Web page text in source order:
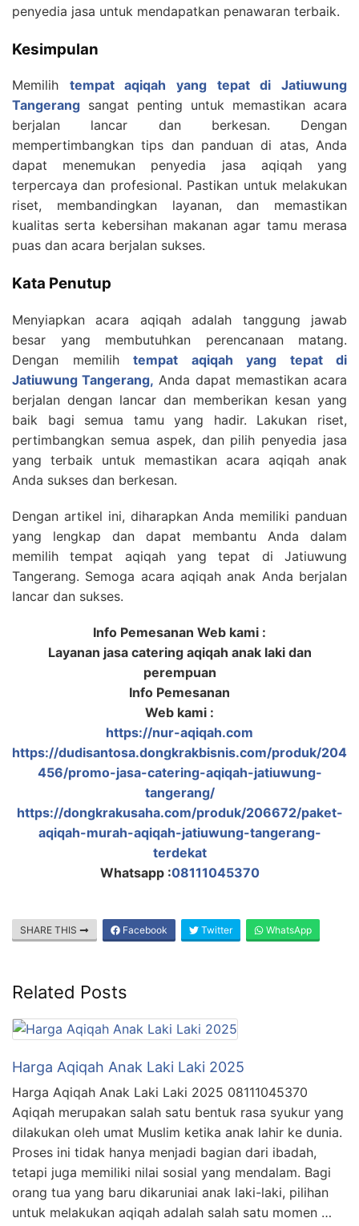
penyedia jasa untuk mendapatkan penawaran terbaik.
Kesimpulan
Memilih tempat aqiqah yang tepat di Jatiuwung
Tangerang sangat penting untuk memastikan acara
berjalan lancar dan berkesan. Dengan
mempertimbangkan tips dan panduan di atas, Anda
dapat menemukan penyedia jasa aqiqah yang
terpercaya dan profesional. Pastikan untuk melakukan
riset, membandingkan layanan, dan memastikan
kualitas serta kebersihan makanan agar tamu merasa
puas dan acara berjalan sukses.
Kata Penutup
Menyiapkan acara aqiqah adalah tanggung jawab
besar yang membutuhkan perencanaan matang.
Dengan memilih tempat aqiqah yang tepat di
Jatiuwung Tangerang, Anda dapat memastikan acara
berjalan dengan lancar dan memberikan kesan yang
baik bagi semua tamu yang hadir. Lakukan riset,
pertimbangkan semua aspek, dan pilih penyedia jasa
yang terbaik untuk memastikan acara aqiqah anak
Anda sukses dan berkesan.
Dengan artikel ini, diharapkan Anda memiliki panduan
yang lengkap dan dapat membantu Anda dalam
memilih tempat aqiqah yang tepat di Jatiuwung
Tangerang. Semoga acara aqiqah anak Anda berjalan
lancar dan sukses.
Info Pemesanan Web kami :
Layanan jasa catering aqiqah anak laki dan
perempuan
Info Pemesanan
Web kami :
https://nur-aqiqah.com
https://dudisantosa.dongkrakbisnis.com/produk/204
456/promo-jasa-catering-aqiqah-jatiuwung-
tangerang/
https://dongkrakusaha.com/produk/206672/paket-
aqiqah-murah-aqiqah-jatiuwung-tangerang-
terdekat
Whatsapp :08111045370
SHARE THIS Facebook Twitter WhatsApp
Related Posts
Harga Aqiqah Anak Laki Laki 2025
Harga Aqiqah Anak Laki Laki 2025 08111045370
Aqiqah merupakan salah satu bentuk rasa syukur yang
dilakukan oleh umat Muslim ketika anak lahir ke dunia.
Proses ini tidak hanya menjadi bagian dari ibadah,
tetapi juga memiliki nilai sosial yang mendalam. Bagi
orang tua yang baru dikaruniai anak laki-laki, pilihan
untuk melakukan aqiqah adalah salah satu momen …